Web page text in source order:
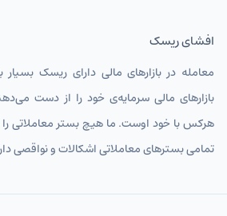
افشای ریسک
معامله در بازارهای مالی دارای ریسک بسیار
بازارهای مالی سرمایه‌ی خود را از دست
هرکس با خود اوست. ما هیچ بستر معاملاتی را
تمامی بسترهای معاملاتی اشکالات و نواقصی